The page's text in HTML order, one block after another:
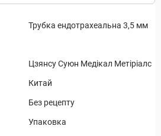
Трубка ендотрахеальна 3,5 мм
Цзянсу Суюн Медікал Метіріалс
Китай
Без рецепту
Упаковка